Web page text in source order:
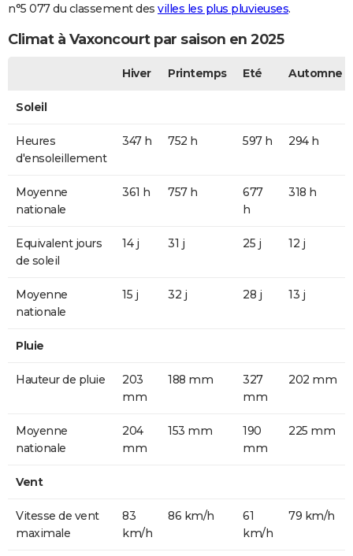
n°5 077 du classement des villes les plus pluvieuses.
Climat à Vaxoncourt par saison en 2025
Hiver Printemps Eté Automne
Soleil
Heures
d'ensoleillement
347 h 752 h 597 h 294 h
Moyenne
nationale
361 h 757 h
677
h
318 h
Equivalent jours
de soleil
14 j 31 j 25 j 12 j
Moyenne
nationale
15 j 32 j 28 j 13 j
Pluie
Hauteur de pluie
203
mm
188 mm
327
mm
202 mm
Moyenne
nationale
204
mm
153 mm
190
mm
225 mm
Vent
Vitesse de vent
maximale
83
km/h
86 km/h
61
km/h
79 km/h